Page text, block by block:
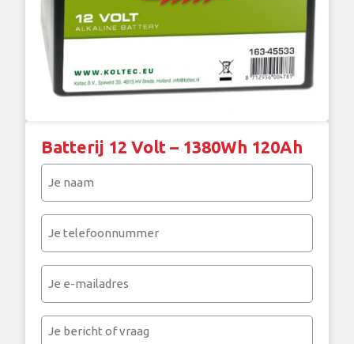
Batterij 12 Volt – 1380Wh 120Ah
(Vereist)
(Vereist)
mailadres
Je